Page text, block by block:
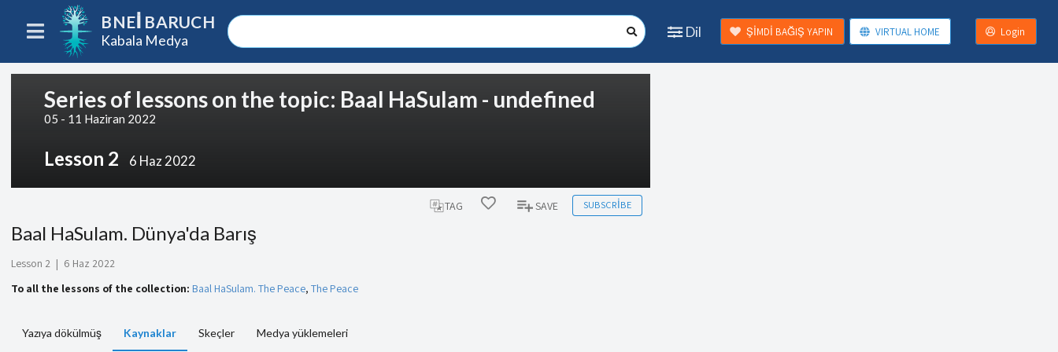
BNEI BARUCH
Kabala Medya
Dil ŞİMDİ BAĞIŞ YAPIN VIRTUAL HOME Login
Series of lessons on the topic: Baal HaSulam - undefined
05 - 11 Haziran 2022
Lesson 2 6 Haz 2022
TAG SAVE SUBSCRIBE
Baal HaSulam. Dünya'da Barış
Lesson 2 | 6 Haz 2022
To all the lessons of the collection: Baal HaSulam. The Peace, The Peace
Yazıya dökülmüş Kaynaklar Skeçler Medya yüklemeleri